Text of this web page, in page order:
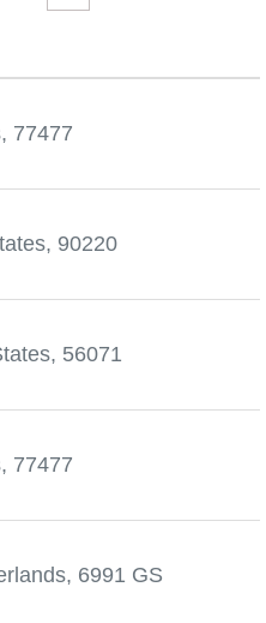
77477
90220
56071
77477
6991 GS